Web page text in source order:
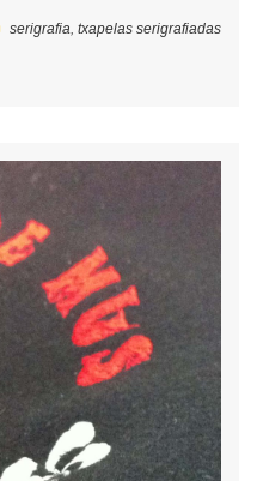
serigrafia, txapelas serigrafiadas